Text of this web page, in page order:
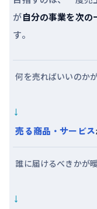
が自分の事業を次の
す。
何を売ればいいのか
→
売る商品・サービス
誰に届けるべきかが
→